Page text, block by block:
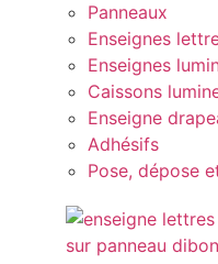
Panneaux
Enseignes
Enseignes
Caissons
Enseigne
Adhésifs
Pose, dépose